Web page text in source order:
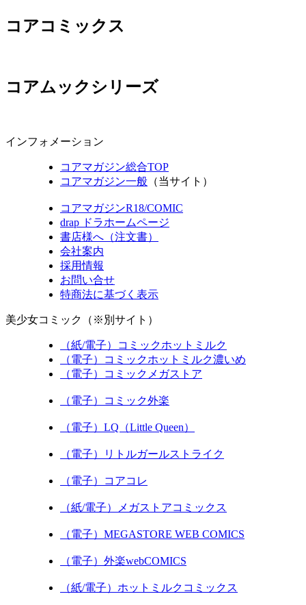
コアコミックス
コアムックシリーズ
インフォメーション
コアマガジン総合TOP
コアマガジン一般 （当サイト）
コアマガジンR18/COMIC
drap ドラホームページ
書店様へ（注文書）
会社案内
採用情報
お問い合せ
特商法に基づく表示
美少女コミック（※別サイト）
（紙/電子）コミックホットミルク
（電子）コミックホットミルク濃いめ
（電子）コミックメガストア
（電子）コミック外楽
（電子）LQ（Little Queen）
（電子）リトルガールストライク
（電子）コアコレ
（紙/電子）メガストアコミックス
（電子）MEGASTORE WEB COMICS
（電子）外楽webCOMICS
（紙/電子）ホットミルクコミックス